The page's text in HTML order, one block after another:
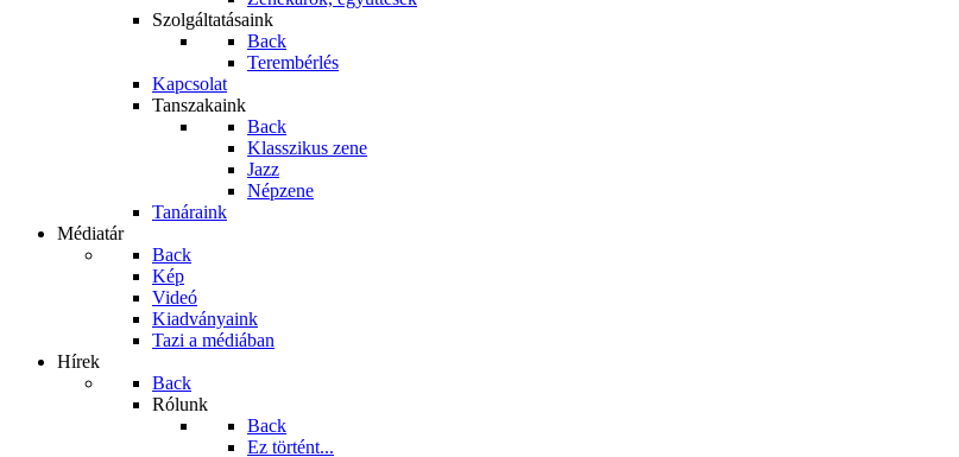
Szolgáltatásaink
Back
Terembérlés
Kapcsolat
Tanszakaink
Back
Klasszikus zene
Jazz
Népzene
Tanáraink
Médiatár
Back
Kép
Videó
Kiadványaink
Tazi a médiában
Hírek
Back
Rólunk
Back
Ez történt...